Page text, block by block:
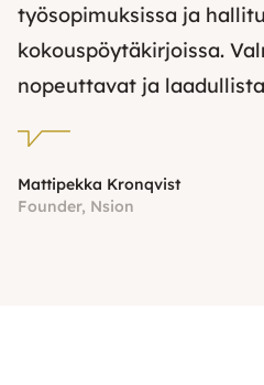
työsopimuksissa ja
kokouspöytäkirjoissa.
nopeuttavat ja
Mattipekka Kronqvist
Founder, Nsion